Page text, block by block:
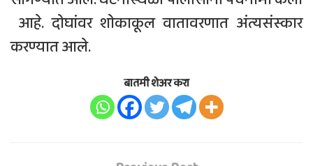
आहे. दोघांवर शोकाकूल वातावरणात अंत्यसंस्कार
करण्यात आले.
बातमी शेअर करा